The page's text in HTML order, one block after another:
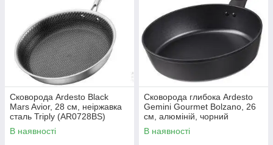
Сковорода Ardesto Black
Mars Avior, 28 см, неіржавка
сталь Triply (AR0728BS)
В наявності
Сковорода глибока Ardesto
Gemini Gourmet Bolzano, 26
см, алюміній, чорний
(AR1926GDP)
В наявності